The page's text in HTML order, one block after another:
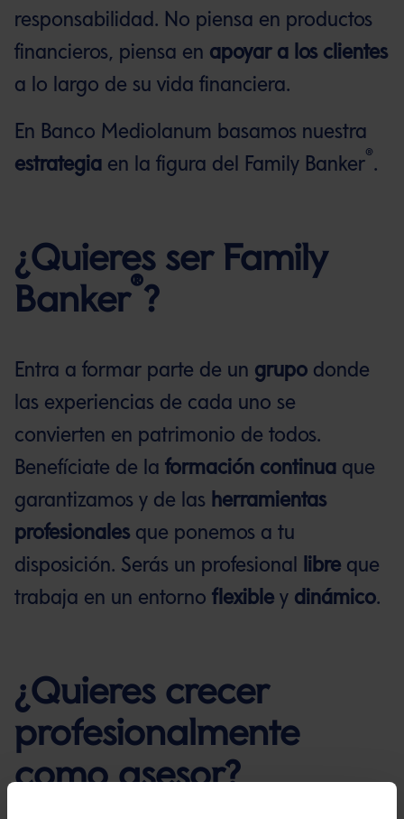
responsabilidad. No piensa en productos
financieros, piensa en apoyar a los clientes
a lo largo de su vida financiera.
En Banco Mediolanum basamos nuestra
estrategia en la figura del Family Banker®.
¿Quieres ser Family
Banker®?
Entra a formar parte de un grupo donde
las experiencias de cada uno se
convierten en patrimonio de todos.
Benefíciate de la formación continua que
garantizamos y de las herramientas
profesionales que ponemos a tu
disposición. Serás un profesional libre que
trabaja en un entorno flexible y dinámico.
¿Quieres crecer
profesionalmente
como asesor?